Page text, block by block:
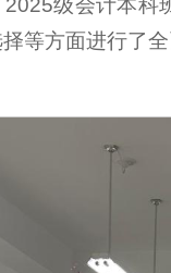
级会计本科
等方面进行了